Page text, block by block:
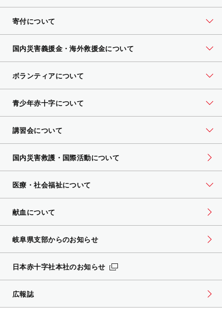
寄付について
国内災害義援金・海外救援金について
ボランティアについて
青少年赤十字について
講習会について
国内災害救護・国際活動について
医療・社会福祉について
献血について
岐阜県支部からのお知らせ
日本赤十字社本社のお知らせ
広報誌